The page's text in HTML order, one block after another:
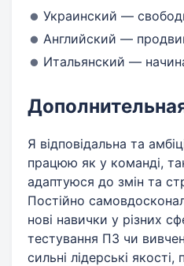
Украинский —
Английский —
Итальянский —
Я відповідальна та
працюю як у команді,
адаптуюся до змін та
Постійно
нові навички у різних
тестування ПЗ чи
сильні лідерські якості,